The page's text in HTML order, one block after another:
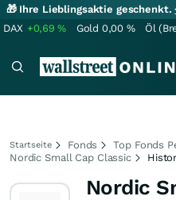
🎁 Ihre Lieblingsaktie geschenkt.
DAX +0,69% Gold 0,00 % Öl
Startseite Fonds
Top Fonds
Nordic Small Cap Classic
Nordic